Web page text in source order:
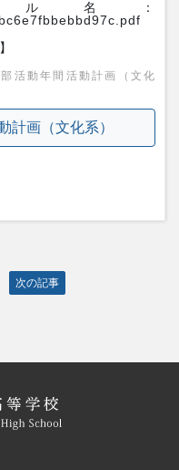
名：
活動年間活動計画（文化
計画（文化系）
次の記事